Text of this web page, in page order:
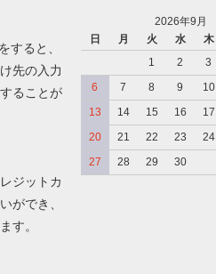
すると、
先の入力
ることが
ジットカ
ができ、
す。
2026年9月
日
月 火 水 木
1
2 3
6
7 8 9 10
13
14 15 16 17
20
21 22 23 24
27
28 29 30